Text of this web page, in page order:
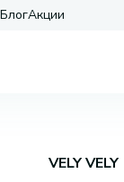
БлогАкции
VELY VELY